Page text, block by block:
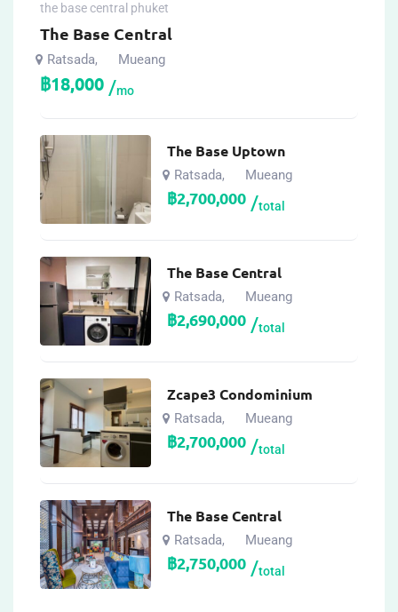
the base central phuket
The Base Central
Ratsada, Mueang
฿18,000 mo
The Base Uptown
Ratsada, Mueang
฿2,700,000 total
The Base Central
Ratsada, Mueang
฿2,690,000 total
Zcape3 Condominium
Ratsada, Mueang
฿2,700,000 total
The Base Central
Ratsada, Mueang
฿2,750,000 total